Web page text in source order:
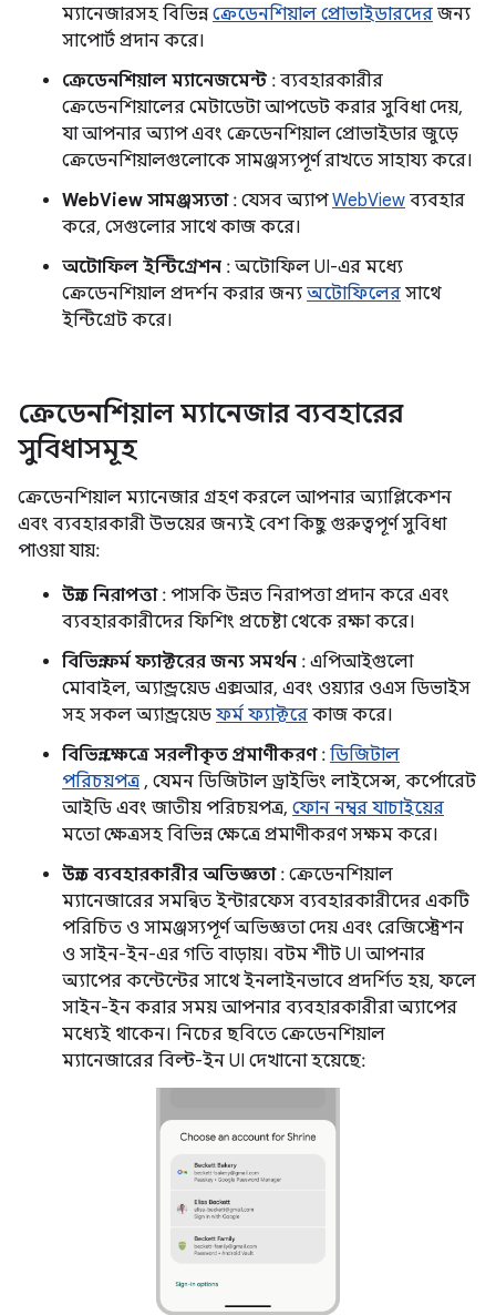
ম্যানেজারসহ বিভিন্নক্রেডেনশিয়াল প্রোভাইডারদের জন্য
সাপোর্ট প্রদান করে।
ক্রেডেনশিয়াল ম্যানেজমেন্ট : ব্যবহারকারীর
ক্রেডেনশিয়ালের মেটাডেটা আপডেট করার সুবিধা দেয়,
যা আপনার অ্যাপ এবং ক্রেডেনশিয়াল প্রোভাইডার জুড়ে
ক্রেডেনশিয়ালগুলোকে সামঞ্জস্যপূর্ণ রাখতে সাহায্য করে।
WebView সামঞ্জস্যতা: যেসব অ্যাপWebView ব্যবহার
করে, সেগুলোর সাথে কাজ করে।
অটোফিল ইন্টিগ্রেশন : অটোফিল UI-এর মধ্যে
ক্রেডেনশিয়াল প্রদর্শন করার জন্য অটোফিলের সাথে
ইন্টিগ্রেট করে।
ক্রেডেনশিয়াল ম্যানেজার ব্যবহারের
সুবিধাসমূহ
ক্রেডেনশিয়াল ম্যানেজার গ্রহণ করলে আপনার অ্যাপ্লিকেশন
এবং ব্যবহারকারী উভয়ের জন্যই বেশ কিছু গুরুত্বপূর্ণ সুবিধা
পাওয়া যায়:
উন্নত নিরাপত্তা: পাসকি উন্নত নিরাপত্তা প্রদান করে এবং
ব্যবহারকারীদের ফিশিং প্রচেষ্টা থেকে রক্ষা করে।
বিভিন্ন ফর্ম ফ্যাক্টরের জন্য সমর্থন : এপিআইগুলো
মোবাইল, অ্যান্ড্রয়েড এক্সআর, এবং ওয়্যার ওএস ডিভাইস
সহ সকল অ্যান্ড্রয়েড ফর্ম ফ্যাক্টরে কাজ করে।
বিভিন্ন ক্ষেত্রে সরলীকৃত প্রমাণীকরণ: ডিজিটাল
পরিচয়পত্র , যেমন ডিজিটাল ড্রাইভিং লাইসেন্স, কর্পোরেট
আইডি এবং জাতীয় পরিচয়পত্র, ফোন নম্বর যাচাইয়ের
মতো ক্ষেত্রসহ বিভিন্ন ক্ষেত্রে প্রমাণীকরণ সক্ষম করে।
উন্নত ব্যবহারকারীর অভিজ্ঞতা: ক্রেডেনশিয়াল
ম্যানেজারের সমন্বিত ইন্টারফেস ব্যবহারকারীদের একটি
পরিচিত ও সামঞ্জস্যপূর্ণ অভিজ্ঞতা দেয় এবং রেজিস্ট্রেশন
ও সাইন-ইন-এর গতি বাড়ায়। বটম শীট UI আপনার
অ্যাপের কন্টেন্টের সাথে ইনলাইনভাবে প্রদর্শিত হয়, ফলে
সাইন-ইন করার সময় আপনার ব্যবহারকারীরা অ্যাপের
মধ্যেই থাকেন। নিচের ছবিতে ক্রেডেনশিয়াল
ম্যানেজারের বিল্ট-ইন UI দেখানো হয়েছে: